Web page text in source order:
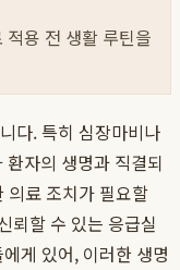
용 전 생활 루틴을
다. 특히 심장마비나
자의 생명과 직결되
의료 조치가 필요할
뢰할 수 있는 응급실
게 있어, 이러한 생명